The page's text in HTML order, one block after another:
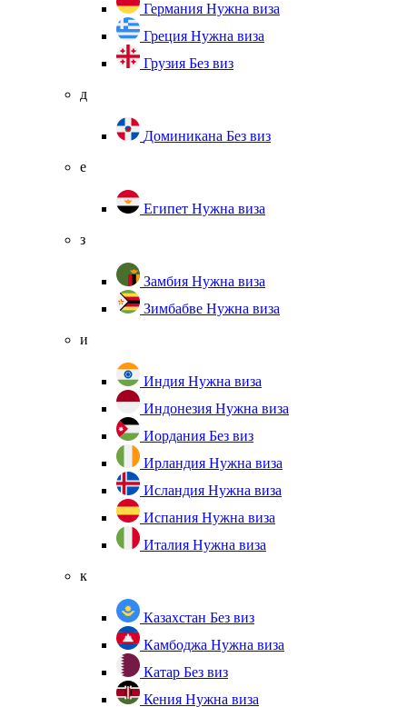
Германия Нужна виза
Греция Нужна виза
Грузия Без виз
д
Доминикана Без виз
е
Египет Нужна виза
з
Замбия Нужна виза
Зимбабве Нужна виза
и
Индия Нужна виза
Индонезия Нужна виза
Иордания Без виз
Ирландия Нужна виза
Исландия Нужна виза
Испания Нужна виза
Италия Нужна виза
к
Казахстан Без виз
Камбоджа Нужна виза
Катар Без виз
Кения Нужна виза